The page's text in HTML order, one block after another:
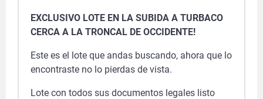
EXCLUSIVO LOTE EN LA SUBIDA A TURBACO
CERCA A LA TRONCAL DE OCCIDENTE!
Este es el lote que andas buscando, ahora que lo
encontraste no lo pierdas de vista.
Lote con todos sus documentos legales listo